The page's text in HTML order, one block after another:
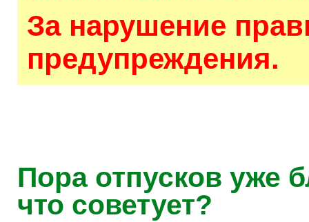
За нарушение
предупреждения.
Пора отпусков уже
что советует?